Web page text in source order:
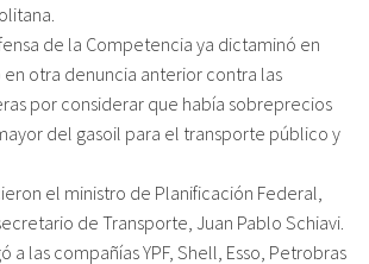
de la Competencia ya dictaminó en
otra denuncia anterior contra las
por considerar que había sobreprecios
del gasoil para el transporte público y
el ministro de Planificación Federal,
de Transporte, Juan Pablo Schiavi.
a las compañías YPF, Shell, Esso, Petrobras